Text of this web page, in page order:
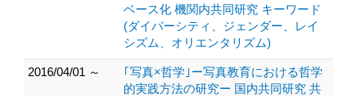
ベース化 機関内共同研究 キーワード
(ダイバーシティ、ジェンダー、レイ
シズム、オリエンタリズム)
2016/04/01 ～
｢写真×哲学｣ー写真教育における哲学
的実践方法の研究ー 国内共同研究 共